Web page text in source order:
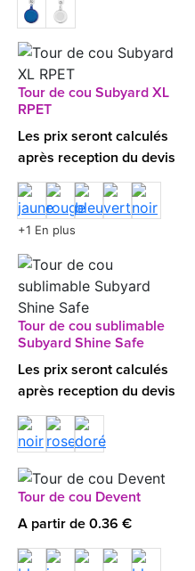
Tour de cou Subyard XL
RPET
Les prix seront calculés
après reception du devis
+1 En plus
Tour de cou sublimable
Subyard Shine Safe
Les prix seront calculés
après reception du devis
Tour de cou Devent
A partir de 0.36 €